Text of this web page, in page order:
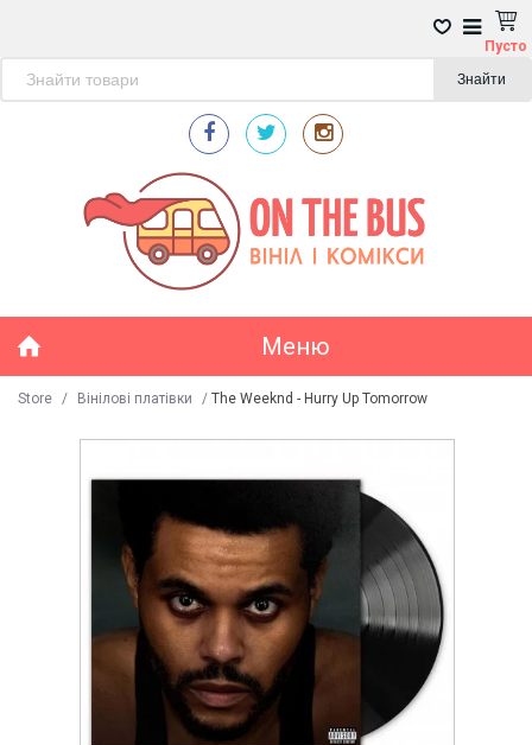
Пусто
Знайти
Меню
Store / Вінілові платівки / The Weeknd - Hurry Up Tomorrow